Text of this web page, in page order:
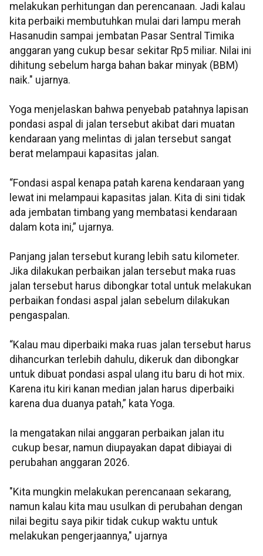
melakukan perhitungan dan perencanaan. Jadi kalau
kita perbaiki membutuhkan mulai dari lampu merah
Hasanudin sampai jembatan Pasar Sentral Timika
anggaran yang cukup besar sekitar Rp5 miliar. Nilai ini
dihitung sebelum harga bahan bakar minyak (BBM)
naik." ujarnya.
Yoga menjelaskan bahwa penyebab patahnya lapisan
pondasi aspal di jalan tersebut akibat dari muatan
kendaraan yang melintas di jalan tersebut sangat
berat melampaui kapasitas jalan.
“Fondasi aspal kenapa patah karena kendaraan yang
lewat ini melampaui kapasitas jalan. Kita di sini tidak
ada jembatan timbang yang membatasi kendaraan
dalam kota ini,” ujarnya.
Panjang jalan tersebut kurang lebih satu kilometer.
Jika dilakukan perbaikan jalan tersebut maka ruas
jalan tersebut harus dibongkar total untuk melakukan
perbaikan fondasi aspal jalan sebelum dilakukan
pengaspalan.
“Kalau mau diperbaiki maka ruas jalan tersebut harus
dihancurkan terlebih dahulu, dikeruk dan dibongkar
untuk dibuat pondasi aspal ulang itu baru di hot mix.
Karena itu kiri kanan median jalan harus diperbaiki
karena dua duanya patah,” kata Yoga.
Ia mengatakan nilai anggaran perbaikan jalan itu
cukup besar, namun diupayakan dapat dibiayai di
perubahan anggaran 2026.
"Kita mungkin melakukan perencanaan sekarang,
namun kalau kita mau usulkan di perubahan dengan
nilai begitu saya pikir tidak cukup waktu untuk
melakukan pengerjaannya," ujarnya